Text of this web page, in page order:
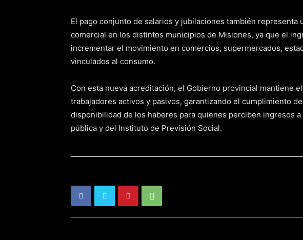
El pago conjunto de salarios y jubilaciones también representa
comercial en los distintos municipios de Misiones, ya que el
incrementar el movimiento en comercios, supermercados,
vinculados al consumo.
Con esta nueva acreditación, el Gobierno provincial mantiene
trabajadores activos y pasivos, garantizando el cumplimiento
disponibilidad de los haberes para quienes perciben ingresos
pública y del Instituto de Previsión Social.